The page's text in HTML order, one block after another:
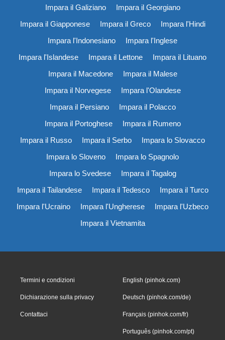
Impara il Galiziano
Impara il Georgiano
Impara il Giapponese
Impara il Greco
Impara l'Hindi
Impara l'Indonesiano
Impara l'Inglese
Impara l'Islandese
Impara il Lettone
Impara il Lituano
Impara il Macedone
Impara il Malese
Impara il Norvegese
Impara l'Olandese
Impara il Persiano
Impara il Polacco
Impara il Portoghese
Impara il Rumeno
Impara il Russo
Impara il Serbo
Impara lo Slovacco
Impara lo Sloveno
Impara lo Spagnolo
Impara lo Svedese
Impara il Tagalog
Impara il Tailandese
Impara il Tedesco
Impara il Turco
Impara l'Ucraino
Impara l'Ungherese
Impara l'Uzbeco
Impara il Vietnamita
Termini e condizioni
Dichiarazione sulla privacy
Contattaci
English (pinhok.com)
Deutsch (pinhok.com/de)
Français (pinhok.com/fr)
Português (pinhok.com/pt)